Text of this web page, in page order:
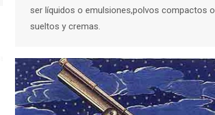
ser líquidos o emulsiones,polvos compactos o
sueltos y cremas.